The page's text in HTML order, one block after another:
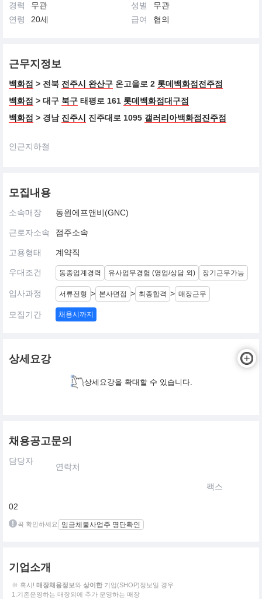
경력
무관 성별
무관
연령
20세 급여 협의
근무지정보
백화점 > 전북 전주시 완산구 온고을로 2 롯데백화점전주점
백화점 > 대구 북구 태평로 161 롯데백화점대구점
백화점 > 경남 진주시 진주대로 1095 갤러리아백화점진주점
인근지하철
모집내용
소속매장 동원에프앤비(GNC)
근로자소속 점주소속
고용형태 계약직
우대조건 동종업계경력 유사업무경험 (영업/상담 외) 장기근무가능
입사과정 서류전형 > 본사면접 > 최종합격 > 매장근무
모집기간 채용시까지
상세요강
상세요강을 확대할 수 있습니다.
채용공고문의
담당자
연락처
팩스
02
꼭 확인하세요 임금체불사업주 명단확인
기업소개
※ 혹시! 매장채용정보와 상이한 기업(SHOP)정보일 경우
1.기존운영하는 매장외에 추가 운영하는 매장